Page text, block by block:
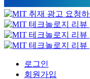
로그인
회원가입